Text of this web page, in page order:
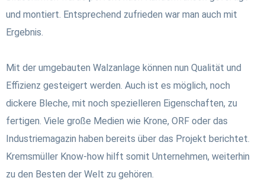
und montiert. Entsprechend zufrieden war man auch mit
Ergebnis.
Mit der umgebauten Walzanlage können nun Qualität und
Effizienz gesteigert werden. Auch ist es möglich, noch
dickere Bleche, mit noch spezielleren Eigenschaften, zu
fertigen. Viele große Medien wie Krone, ORF oder das
Industriemagazin haben bereits über das Projekt berichtet.
Kremsmüller Know-how hilft somit Unternehmen, weiterhin
zu den Besten der Welt zu gehören.